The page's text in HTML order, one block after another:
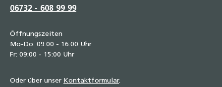
06732 - 608 99 99
Öffnungszeiten
Mo-Do: 09:00 - 16:00 Uhr
Fr: 09:00 - 15:00 Uhr
Oder über unser Kontaktformular.